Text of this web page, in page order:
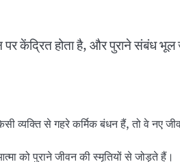
केंद्रित होता है, और पुराने संबंध भूल
व्यक्ति से गहरे कर्मिक बंधन हैं, तो वे नए
को पुराने जीवन की स्मृतियों से जोड़ते हैं।